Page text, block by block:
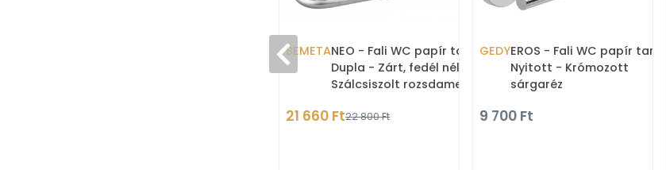
BEMETANEO - Fali WC papír tartó -
Dupla - Zárt, fedél nélküli -
Szálcsiszolt rozsdamentes
21 660 Ft22 800 Ft
GEDYEROS - Fali WC papír
Nyitott - Krómozott
sárgaréz
9 700 Ft